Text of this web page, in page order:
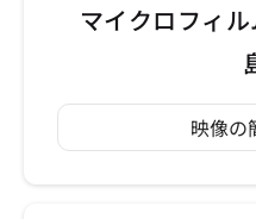
マイクロフィ
映像の